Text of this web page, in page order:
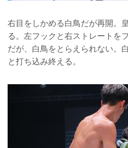
右目をしかめる白鳥だが再開。
る。左フックと右ストレートを
だが、白鳥をとらえられない。
と打ち込み終える。